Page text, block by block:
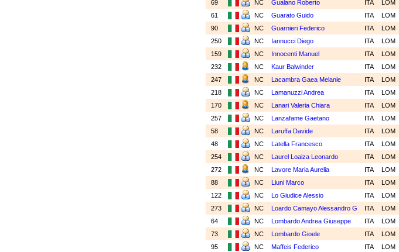
69
NC Gualano Roberto ITA LOM
61
NC Guarato Guido ITA LOM
90
NC Guarnieri Federico ITA LOM
250
NC Iannucci Diego ITA LOM
159
NC Innocenti Manuel ITA LOM
232
NC Kaur Balwinder ITA LOM
247
NC Lacambra Gaea Melanie ITA LOM
218
NC Lamanuzzi Andrea ITA LOM
170
NC Lanari Valeria Chiara ITA LOM
257
NC Lanzafame Gaetano ITA LOM
58
NC Laruffa Davide ITA LOM
48
NC Latella Francesco ITA LOM
254
NC Laurel Loaiza Leonardo ITA LOM
272
NC Lavore Maria Aurelia ITA LOM
88
NC Liuni Marco ITA LOM
122
NC Lo Giudice Alessio ITA LOM
273
NC Loardo Camayo Alessandro G ITA LOM
64
NC Lombardo Andrea Giuseppe ITA LOM
73
NC Lombardo Gioele ITA LOM
95
NC Maffeis Federico ITA LOM